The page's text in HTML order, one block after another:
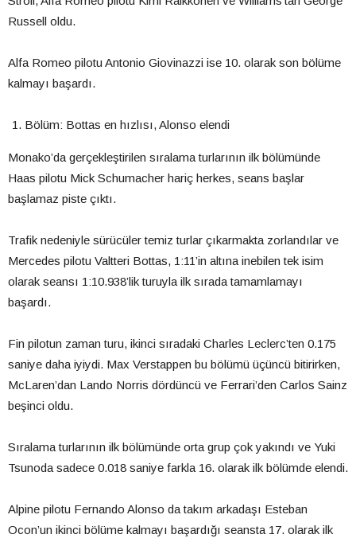
Russell oldu.
Alfa Romeo pilotu Antonio Giovinazzi ise 10. olarak son bölüme
kalmayı başardı.
Bölüm: Bottas en hızlısı, Alonso elendi
Monako’da gerçekleştirilen sıralama turlarının ilk bölümünde
Haas pilotu Mick Schumacher hariç herkes, seans başlar
başlamaz piste çıktı.
Trafik nedeniyle sürücüler temiz turlar çıkarmakta zorlandılar ve
Mercedes pilotu Valtteri Bottas, 1:11’in altına inebilen tek isim
olarak seansı 1:10.938’lik turuyla ilk sırada tamamlamayı
başardı.
Fin pilotun zaman turu, ikinci sıradaki Charles Leclerc’ten 0.175
saniye daha iyiydi. Max Verstappen bu bölümü üçüncü bitirirken,
McLaren’dan Lando Norris dördüncü ve Ferrari’den Carlos Sainz
beşinci oldu.
Sıralama turlarının ilk bölümünde orta grup çok yakındı ve Yuki
Tsunoda sadece 0.018 saniye farkla 16. olarak ilk bölümde elendi.
Alpine pilotu Fernando Alonso da takım arkadaşı Esteban
Ocon’un ikinci bölüme kalmayı başardığı seansta 17. olarak ilk